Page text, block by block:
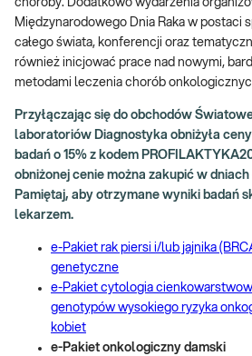
choroby. Dodatkowo wydarzenia
Międzynarodowego Dnia Raka w postaci
całego świata, konferencji oraz
również inicjować prace nad nowymi,
metodami leczenia chorób
Przyłączając się do obchodów
laboratoriów Diagnostyka obniżyła
badań o 15% z kodem
obniżonej cenie można zakupić w dniach
Pamiętaj, aby otrzymane wyniki badań
lekarzem.
e-Pakiet rak piersi i/lub jajnika
genetyczne
e-Pakiet cytologia
genotypów wysokiego ryzyka
kobiet
e-Pakiet onkologiczny damski